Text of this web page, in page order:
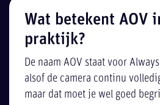
Wat betekent AOV
praktijk?
De naam AOV staat voor
alsof de camera continu
maar dat moet je wel goed